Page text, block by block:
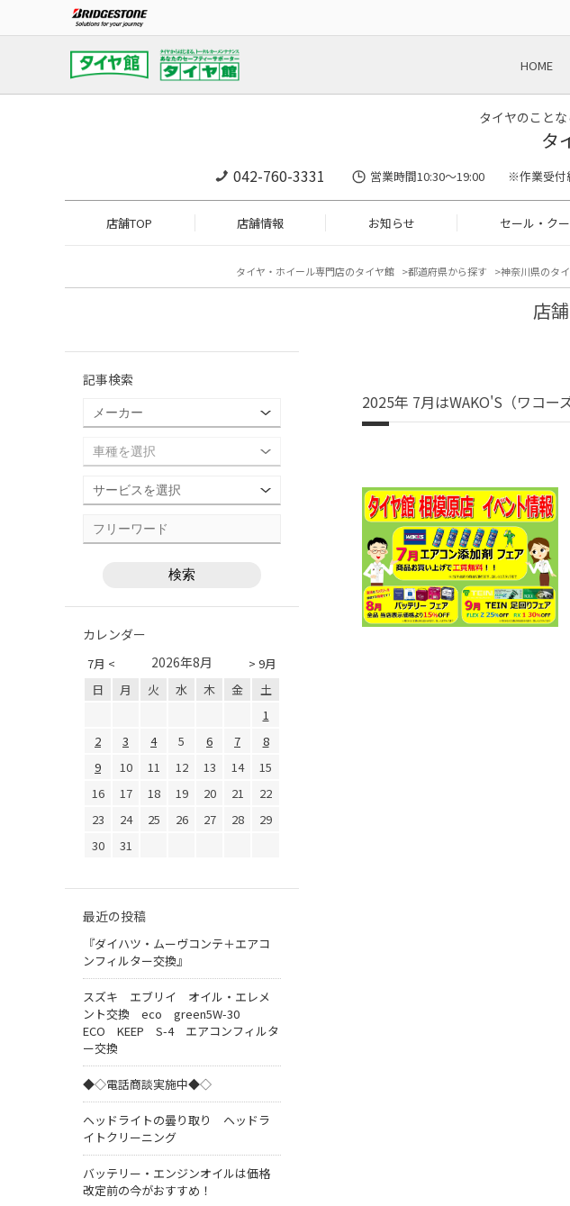
HOME
タイヤのこと
タ
042-760-3331 営業時間10:30～19:00 ※作業受付
店舗TOP 店舗情報 お知らせ セール・ク
タイヤ・ホイール専門店のタイヤ館 都道府県から探す 神奈川県のタ
店
2025年 7月はWAKO'S（ワコ
記事検索
カレンダー
7月 < > 9月
2026年8月
日 月 火 水 木 金
土
1
2
3 4 5 6 7
8
9
10 11 12 13 14
15
16
17 18 19 20 21
22
23
24 25 26 27 28
29
30
31
最近の投稿
『ダイハツ・ムーヴコンテ＋エアコ
ンフィルター交換』
スズキ エブリイ オイル・エレメ
ント交換 eco green5W-30
ECO KEEP S-4 エアコンフィルタ
ー交換
◆◇電話商談実施中◆◇
ヘッドライトの曇り取り ヘッドラ
イトクリーニング
バッテリー・エンジンオイルは価格
改定前の今がおすすめ！